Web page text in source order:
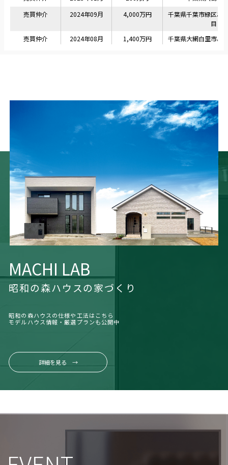
MACHI LAB
昭和の森ハウスの家づくり
昭和の森ハウスの仕様や工法はこちら
モデルハウス情報・厳選プランも公開中
詳細を見る →